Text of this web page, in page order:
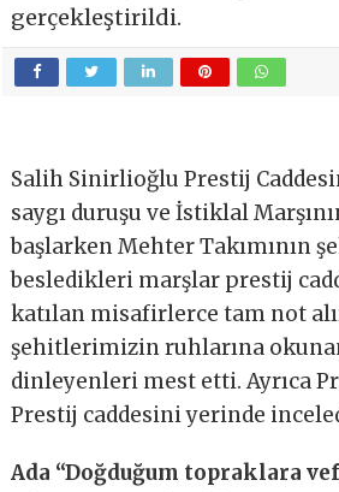
gerçekleştirildi.
Salih Sinirlioğlu Prestij
saygı duruşu ve İstiklal
başlarken Mehter Takımının
besledikleri marşlar prestij
katılan misafirlerce tam not
şehitlerimizin ruhlarına
dinleyenleri mest etti. Ayrıca
Prestij caddesini yerinde
Ada “Doğduğum topraklara